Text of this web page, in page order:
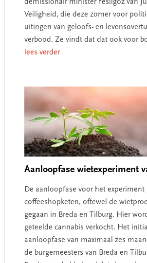
demissionair minister Yesilgöz van
Veiligheid, die deze zomer voor
uitingen van geloofs- en
verbood. Ze vindt dat dat ook voor
lees verder
Aanloopfase wietexperiment
De aanloopfase voor het experiment
coffeeshopketen, oftewel de
gegaan in Breda en Tilburg. Hier
geteelde cannabis verkocht. Het
aanloopfase van maximaal zes
de burgemeesters van Breda en